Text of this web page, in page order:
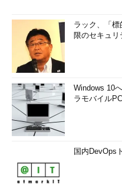
ラック、「
限のセキュ
Windows 10
ラモバイル
国内DevOps